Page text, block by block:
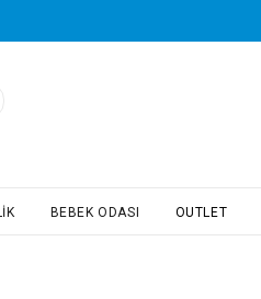
BEBEK ODASI OUTLET